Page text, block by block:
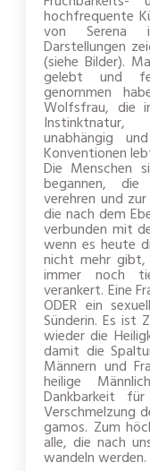
hochfrequente
von Serena
Darstellungen
(siehe Bilder).
gelebt und
genommen
Wolfsfrau, die
unabhängig
Konventionen
Die Menschen
begannen,
verehren und
die nach dem
verbunden mit
wenn es heute
nicht mehr gibt,
immer noch
verankert. Eine
ODER ein
Sünderin. Es ist
wieder die
damit die
Männern und
heilige
Dankbarkeit
Verschmelzung
gamos. Zum
alle, die nach
wandeln werden.